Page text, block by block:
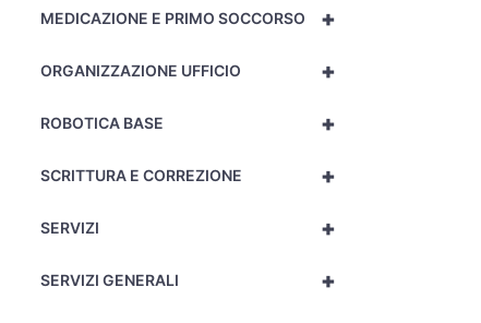
+
MEDICAZIONE E PRIMO SOCCORSO
+
ORGANIZZAZIONE UFFICIO
+
ROBOTICA BASE
+
SCRITTURA E CORREZIONE
+
SERVIZI
+
SERVIZI GENERALI